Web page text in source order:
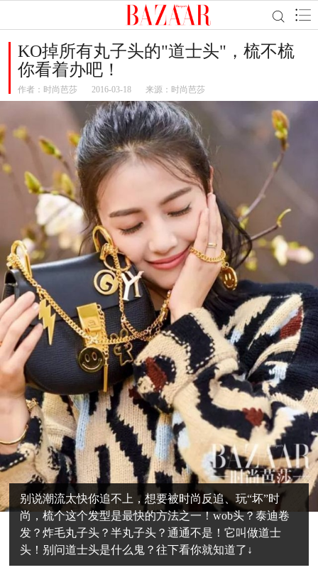
KO掉所有丸子头的"道士头"，梳不梳
你看着办吧！
作者： 时尚芭莎 2016-03-18 来源：时尚芭莎
别说潮流太快你追不上，想要被时尚反追、玩“坏”时
尚，梳个这个发型是最快的方法之一！wob头？泰迪卷
发？炸毛丸子头？半丸子头？通通不是！它叫做道士
头！别问道士头是什么鬼？往下看你就知道了↓